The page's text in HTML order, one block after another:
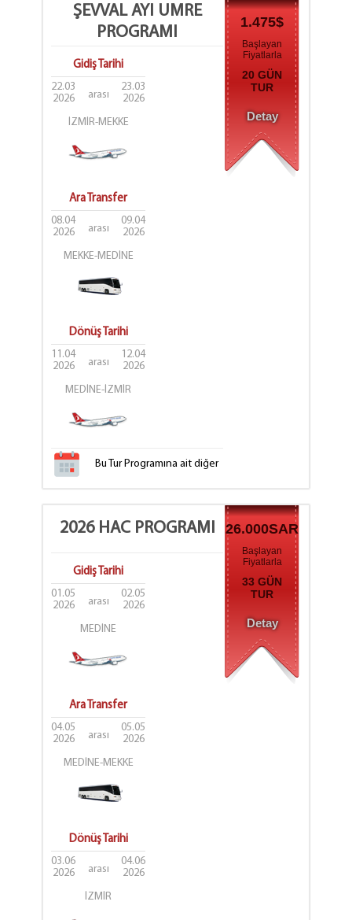
ŞEVVAL AYI UMRE
PROGRAMI
Gidiş Tarihi
22.03
2026
arası
23.03
2026
İZMİR-MEKKE
Ara Transfer
08.04
2026
arası
09.04
2026
MEKKE-MEDİNE
Dönüş Tarihi
11.04
2026
arası
12.04
2026
MEDİNE-İZMİR
Bu Tur Programına ait diğer
1.475$
Başlayan
Fiyatlarla
20 GÜN
TUR
Detay
2026 HAC PROGRAMI
Gidiş Tarihi
01.05
2026
arası
02.05
2026
MEDİNE
Ara Transfer
04.05
2026
arası
05.05
2026
MEDİNE-MEKKE
Dönüş Tarihi
03.06
2026
arası
04.06
2026
İZMİR
26.000SAR
Başlayan
Fiyatlarla
33 GÜN
TUR
Detay